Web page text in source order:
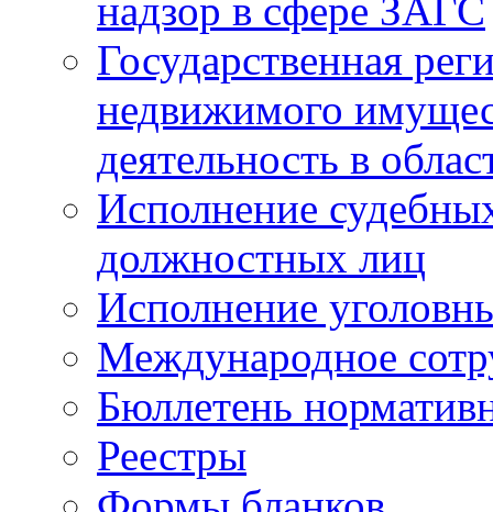
надзор в сфере ЗАГС
Государственная
недвижимого
деятельность в
Исполнение
должностных лиц
Исполнение
Международное
Бюллетень
Реестры